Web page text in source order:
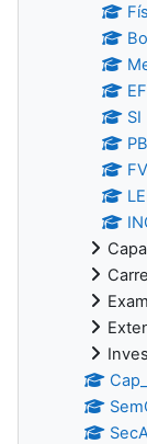
SI
PB
FV